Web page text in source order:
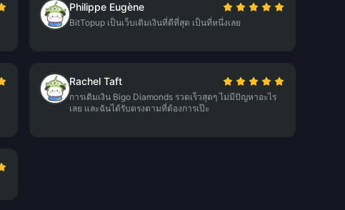
Philippe Eugène
BitTopup เป็นเว็บเติมเงินที่ดีที่สุด เป็นที่หนึ่งเลย
Rachel Taft
การเติมเงิน Bigo Diamonds รวดเร็วสุดๆ ไม่มีปัญหาอะไร
เลย และฉันได้รับตรงตามที่ต้องการเป๊ะ